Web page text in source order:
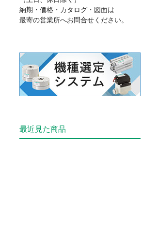
納期・価格・カタログ・図面は
最寄の営業所へお問合せください。
最近見た商品